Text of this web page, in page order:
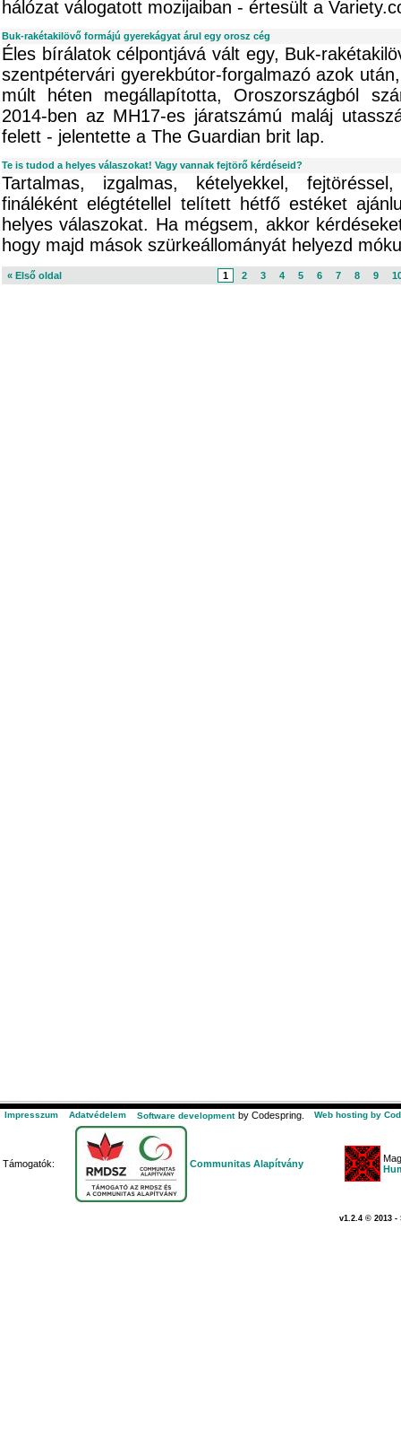
hálózat válogatott mozijaiban - értesült a
Buk-rakétakilövő formájú gyerekágyat árul egy orosz cég
Éles bírálatok célpontjává vált egy, Buk-
szentpétervári gyerekbútor-forgalmazó azok
múlt héten megállapította, Oroszországból
2014-ben az MH17-es járatszámú maláj
felett - jelentette a The Guardian brit lap.
Te is tudod a helyes válaszokat! Vagy vannak fejtörő kérdéseid?
Tartalmas, izgalmas, kételyekkel,
fináléként elégtétellel telített hétfő estéket
helyes válaszokat. Ha mégsem, akkor
hogy majd mások szürkeállományát helyezd
« Első oldal 1 2 3 4 5 6 7 8 9
Impresszum Adatvédelem Software development by Codespring. Web hosting by
Támogatók: Communitas Alapítvány
v1.2.4 © 2013